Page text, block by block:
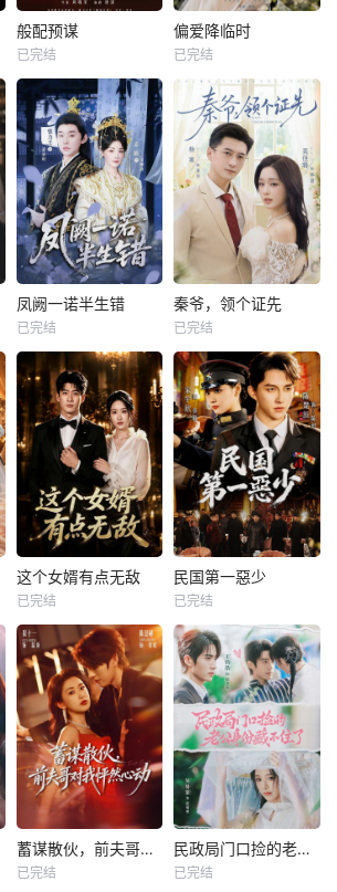
般配预谋
已完结
偏爱降临时
已完结
凤阙一诺半生错
已完结
秦爷，领个证先
已完结
这个女婿有点无敌
已完结
民国第一惡少
已完结
蓄谋散伙，前夫哥对我怦然心动
已完结
民政局门口捡的老公身份藏不住了
已完结